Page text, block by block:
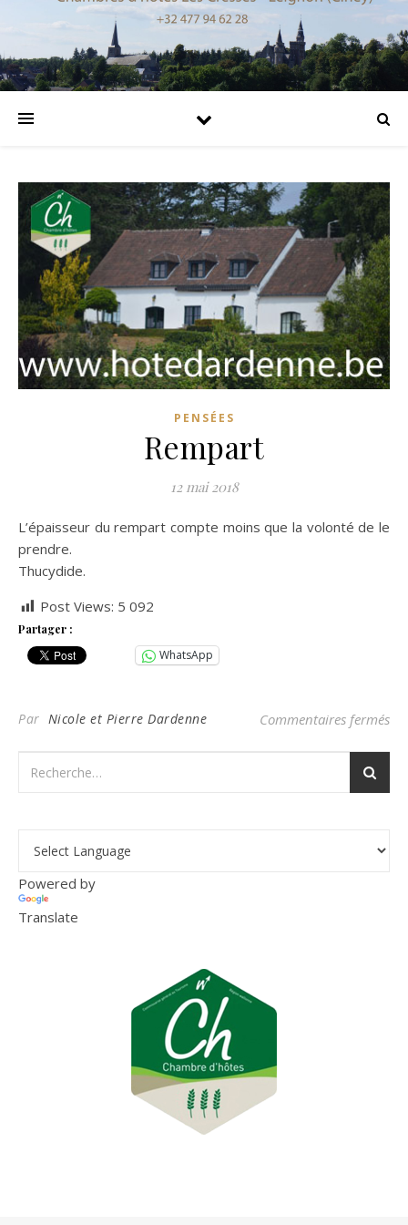
PENSÉES
Rempart
12 mai 2018
L’épaisseur du rempart compte moins que la volonté de le
prendre.
Thucydide.
Post Views: 5 092
Partager :
WhatsApp
Par Nicole et Pierre Dardenne Commentaires fermés
Powered by
Translate